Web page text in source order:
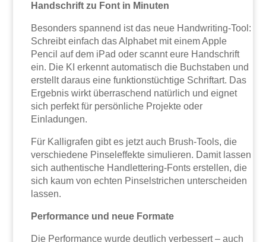
Handschrift zu Font in Minuten
Besonders spannend ist das neue Handwriting-Tool:
Schreibt einfach das Alphabet mit einem Apple
Pencil auf dem iPad oder scannt eure Handschrift
ein. Die KI erkennt automatisch die Buchstaben und
erstellt daraus eine funktionstüchtige Schriftart. Das
Ergebnis wirkt überraschend natürlich und eignet
sich perfekt für persönliche Projekte oder
Einladungen.
Für Kalligrafen gibt es jetzt auch Brush-Tools, die
verschiedene Pinseleffekte simulieren. Damit lassen
sich authentische Handlettering-Fonts erstellen, die
sich kaum von echten Pinselstrichen unterscheiden
lassen.
Performance und neue Formate
Die Performance wurde deutlich verbessert – auch